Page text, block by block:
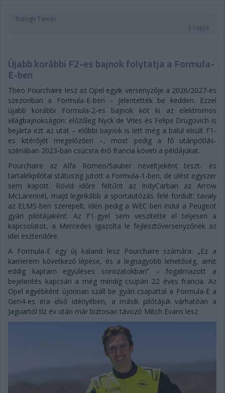
Balogh Tamás
3 napja
Újabb korábbi F2-es bajnok folytatja a Formula-
E-ben
Theo Pourchaire lesz az Opel egyik versenyzője a 2026/2027-es
szezonban a Formula-E-ben – jelentették be kedden. Ezzel
újabb korábbi Formula-2-es bajnok köt ki az elektromos
világbajnokságon: előzőleg Nyck de Vries és Felipe Drugovich is
bejárta ezt az utat – előbbi bajnok is lett még a balul elsült F1-
es kitérőjét megelőzően –, most pedig a fő utánpótlás-
szériában 2023-ban csúcsra érő francia követi a példájukat.
Pourchaire az Alfa Romeo/Sauber neveltjeként teszt- és
tartalékpilótai státuszig jutott a Formula-1-ben, de ülést egyszer
sem kapott. Rövid időre feltűnt az IndyCarban az Arrow
McLarennél, majd leginkább a sportautózás felé fordult: tavaly
az ELMS-ben szerepelt, idén pedig a WEC-ben indul a Peugeot
gyári pilótájaként. Az F1-gyel sem veszítette el teljesen a
kapcsolatot, a Mercedes igazolta le fejlesztőversenyzőnek az
idei esztendőre.
A Formula-E egy új kaland lesz Pourchaire számára: „Ez a
karrierem következő lépése, és a legnagyobb lehetőség, amit
eddig kaptam együléses sorozatokban” – fogalmazott a
bejelentés kapcsán a még mindig csupán 22 éves francia. Az
Opel egyébként újonnan száll be gyári csapattal a Formula-E a
Gen4-es éra első idényében, a másik pilótájuk várhatóan a
Jaguartól tíz év után már biztosan távozó Mitch Evans lesz.